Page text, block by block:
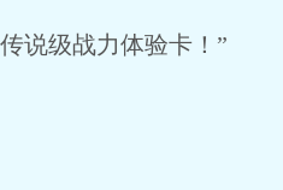
说级战力体验卡！”